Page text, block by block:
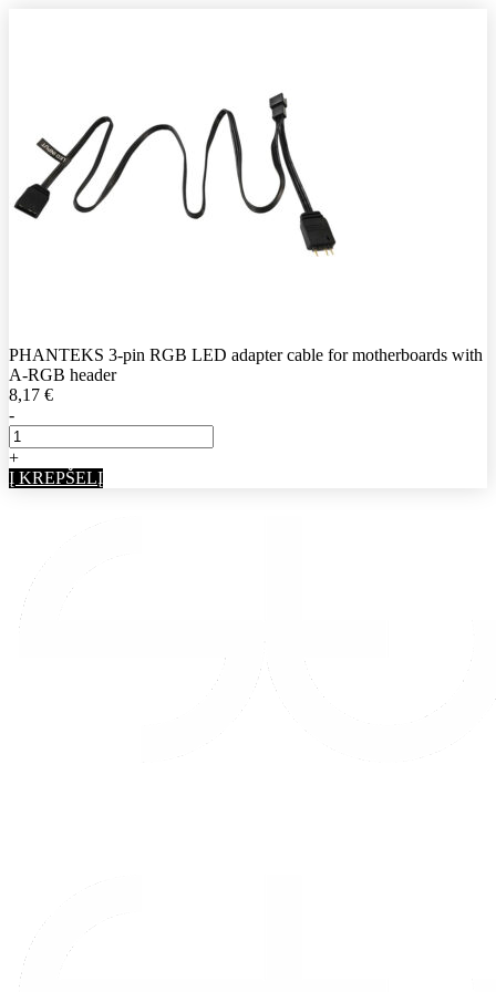
PHANTEKS 3-pin RGB LED adapter cable for motherboards with
A-RGB header
8,17 €
-
+
Į KREPŠELĮ